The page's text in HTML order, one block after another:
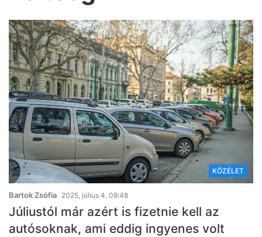
KÖZÉLET
Bartok Zsófia 2025, július 4. 09:48
Júliustól már azért is fizetnie kell az
autósoknak, ami eddig ingyenes volt